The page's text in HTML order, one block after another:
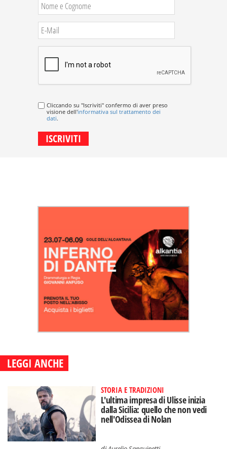
Cliccando su "Iscriviti" confermo di aver preso
visione dell'informativa sul trattamento dei
dati.
LEGGI ANCHE
STORIA E TRADIZIONI
L'ultima impresa di Ulisse inizia
dalla Sicilia: quello che non vedi
nell'Odissea di Nolan